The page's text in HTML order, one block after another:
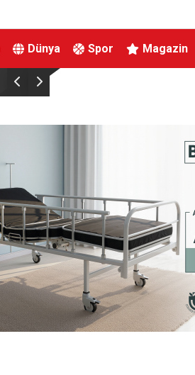
Dünya Spor Magazin
Paşinyan: “Ermenistan ile AB ilişkilerinde,